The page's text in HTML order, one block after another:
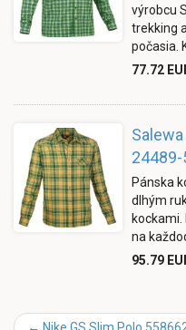
výrobcu
trekking
počasia.
77.72
Pánska
dlhým
na
95.79